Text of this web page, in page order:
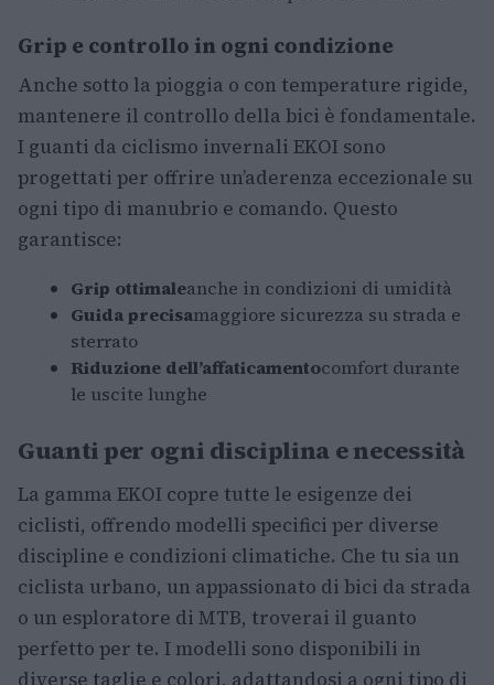
Grip e controllo in ogni condizione
Anche sotto la pioggia o con temperature rigide,
mantenere il controllo della bici è fondamentale.
I guanti da ciclismo invernali EKOI sono
progettati per offrire un’aderenza eccezionale su
ogni tipo di manubrio e comando. Questo
garantisce:
Grip ottimaleanche in condizioni di umidità
Guida precisamaggiore sicurezza su strada e
sterrato
Riduzione dell’affaticamentocomfort durante
le uscite lunghe
Guanti per ogni disciplina e necessità
La gamma EKOI copre tutte le esigenze dei
ciclisti, offrendo modelli specifici per diverse
discipline e condizioni climatiche. Che tu sia un
ciclista urbano, un appassionato di bici da strada
o un esploratore di MTB, troverai il guanto
perfetto per te. I modelli sono disponibili in